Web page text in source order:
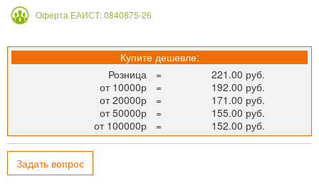
Оферта ЕАИСТ: 0840875-26
Купите дешевле:
Розница
=
221.00 руб.
от 10000р
=
192.00 руб.
от 20000р
=
171.00 руб.
от 50000р
=
155.00 руб.
от 100000р
= 152.00 руб.
Задать вопрос